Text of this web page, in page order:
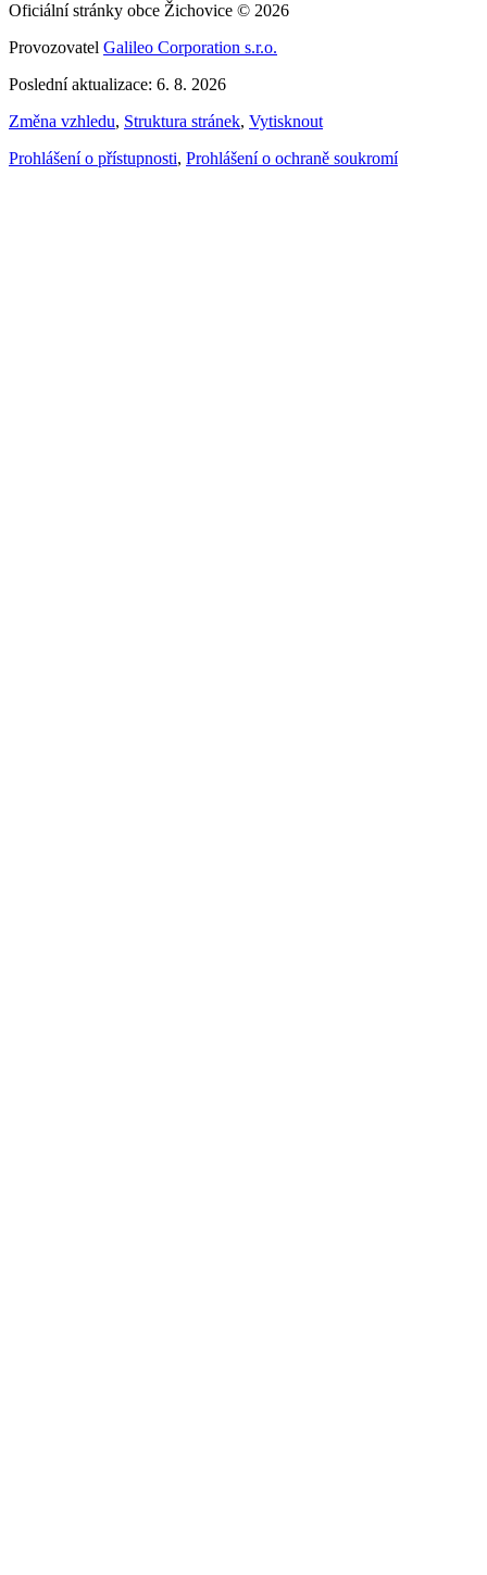
Oficiální stránky obce Žichovice © 2026
Provozovatel Galileo Corporation s.r.o.
Poslední aktualizace: 6. 8. 2026
Změna vzhledu, Struktura stránek, Vytisknout
Prohlášení o přístupnosti, Prohlášení o ochraně soukromí